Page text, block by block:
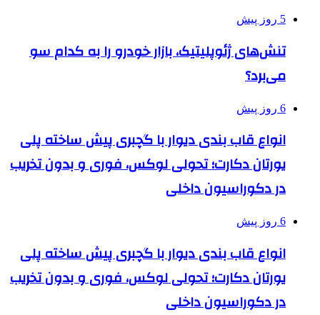
5 روز پیش
تنش‌های ژئوپلیتیک، بازار خودرو را به کدام سو
می‌برد؟
6 روز پیش
انواع قاب بندی دیوار با گچبری پیش ساخته پلی
یورتان دکارت؛ تحولی لوکس، فوری و بدون تخریب
در دکوراسیون داخلی
6 روز پیش
انواع قاب بندی دیوار با گچبری پیش ساخته پلی
یورتان دکارت؛ تحولی لوکس، فوری و بدون تخریب
در دکوراسیون داخلی